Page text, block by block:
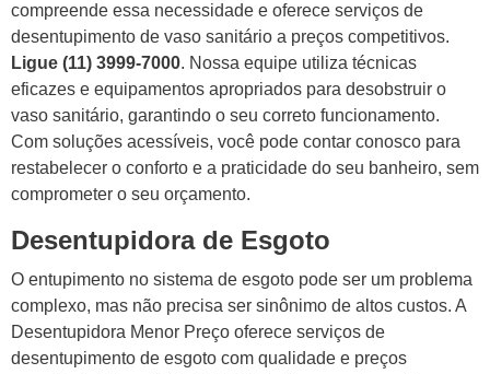
compreende essa necessidade e oferece serviços de
desentupimento de vaso sanitário a preços competitivos.
Ligue (11) 3999-7000. Nossa equipe utiliza técnicas
eficazes e equipamentos apropriados para desobstruir o
vaso sanitário, garantindo o seu correto funcionamento.
Com soluções acessíveis, você pode contar conosco para
restabelecer o conforto e a praticidade do seu banheiro, sem
comprometer o seu orçamento.
Desentupidora de Esgoto
O entupimento no sistema de esgoto pode ser um problema
complexo, mas não precisa ser sinônimo de altos custos. A
Desentupidora Menor Preço oferece serviços de
desentupimento de esgoto com qualidade e preços